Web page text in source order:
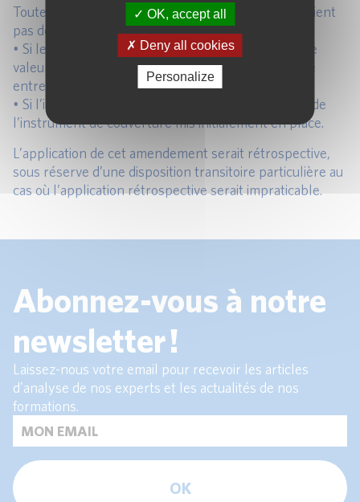
Toutefois, les particularités suivantes ne permettraient
pas de rendre l’instrument SPPI :
• Si le remboursement anticipé s’effectuait à la juste
valeur (l’indemnité serait alors égale à la différence
entre la « book value » et la juste valeur ;
• Si l’indemnité est égale au prix de débouclement de
l’instrument de couverture mis initialement en place.
L’application de cet amendement serait rétrospective,
sous réserve d’une disposition transitoire particulière au
cas où l’application rétrospective serait impraticable.
Abonnez-vous à notre
newsletter !
Laissez-nous votre email pour recevoir les articles
d'analyse de nos experts et les actualités de nos
formations.
OK
OK, accept all
Deny all cookies
Personalize